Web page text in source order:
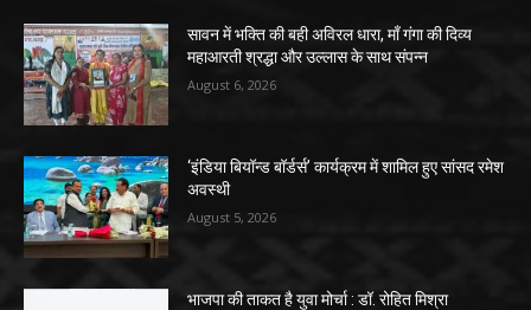
सावन में भक्ति की बही अविरल धारा, माँ गंगा की दिव्य
महाआरती श्रद्धा और उल्लास के साथ संपन्न
August 6, 2026
‘इंडिया बियॉन्ड बॉर्डर्स’ कार्यक्रम में शामिल हुए सांसद रमेश
अवस्थी
August 5, 2026
भाजपा की ताकत है युवा मोर्चा : डॉ. रोहित मिश्रा